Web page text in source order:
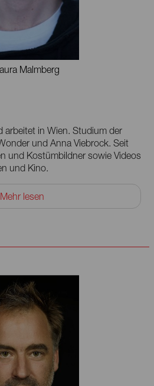
Malmberg
arbeitet in Wien. Studium der
und Anna Viebrock. Seit
und Kostümbildner sowie Videos
und Kino.
Landestheater, am Theater an
Perchtoldsdorf, an der
Marie Sturminger, Andreas
Christof Hetzer, Nina Samadi,
Lossau, lichterloh.tv
(u. a.).
Mehr lesen